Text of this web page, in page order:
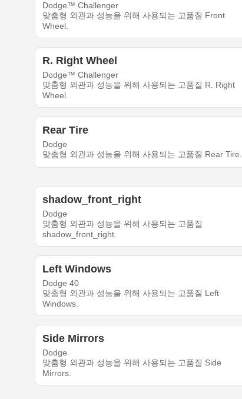
Dodge™ Challenger
맞춤형 외관과 성능을 위해 사용되는 고품질 Front
Wheel.
R. Right Wheel
Dodge™ Challenger
맞춤형 외관과 성능을 위해 사용되는 고품질 R. Right
Wheel.
Rear Tire
Dodge
맞춤형 외관과 성능을 위해 사용되는 고품질 Rear Tire.
shadow_front_right
Dodge
맞춤형 외관과 성능을 위해 사용되는 고품질
shadow_front_right.
Left Windows
Dodge 40
맞춤형 외관과 성능을 위해 사용되는 고품질 Left
Windows.
Side Mirrors
Dodge
맞춤형 외관과 성능을 위해 사용되는 고품질 Side
Mirrors.